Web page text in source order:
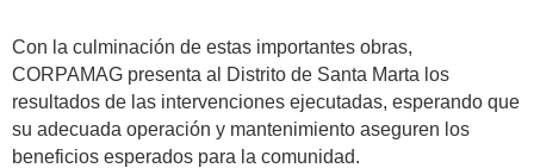
Con la culminación de estas importantes obras,
CORPAMAG presenta al Distrito de Santa Marta los
resultados de las intervenciones ejecutadas, esperando que
su adecuada operación y mantenimiento aseguren los
beneficios esperados para la comunidad.